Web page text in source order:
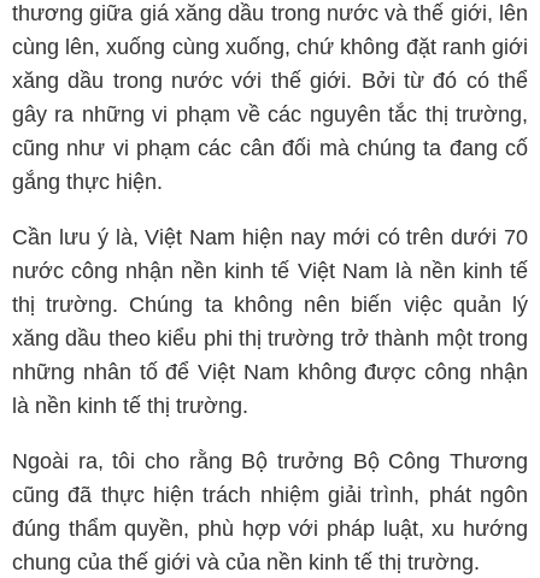
thương giữa giá xăng dầu trong nước và thế giới, lên
cùng lên, xuống cùng xuống, chứ không đặt ranh giới
xăng dầu trong nước với thế giới. Bởi từ đó có thể
gây ra những vi phạm về các nguyên tắc thị trường,
cũng như vi phạm các cân đối mà chúng ta đang cố
gắng thực hiện.
Cần lưu ý là, Việt Nam hiện nay mới có trên dưới 70
nước công nhận nền kinh tế Việt Nam là nền kinh tế
thị trường. Chúng ta không nên biến việc quản lý
xăng dầu theo kiểu phi thị trường trở thành một trong
những nhân tố để Việt Nam không được công nhận
là nền kinh tế thị trường.
Ngoài ra, tôi cho rằng Bộ trưởng Bộ Công Thương
cũng đã thực hiện trách nhiệm giải trình, phát ngôn
đúng thẩm quyền, phù hợp với pháp luật, xu hướng
chung của thế giới và của nền kinh tế thị trường.